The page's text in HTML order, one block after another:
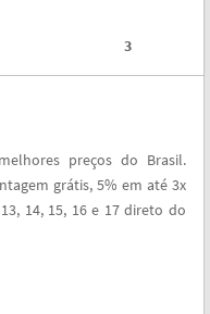
3
preços do Brasil.
grátis, 5% em até 3x
14, 15, 16 e 17 direto do